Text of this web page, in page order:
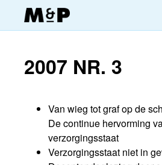
2007 NR. 3
Van wieg tot graf op de
De continue hervorming
verzorgingsstaat
Verzorgingsstaat niet in